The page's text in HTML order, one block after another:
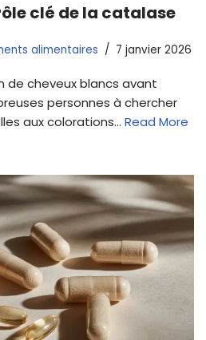
clé de la catalase
alimentaires 7 janvier 2026
de cheveux blancs avant
personnes à chercher
aux colorations… Read More